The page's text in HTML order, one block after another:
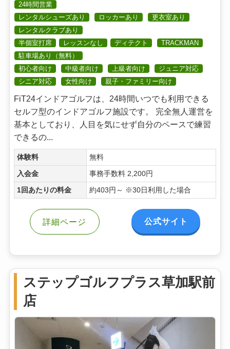
24時間営業
レンタルシューズあり
ロッカーあり
更衣室あり
レンタルクラブあり
半個室打席
レッスンなし ディテクト
TRACKMAN
駐車場あり（無料）
初心者向け
中級者向け 上級者向け
ジュニア対応
シニア対応
女性向け 親子・ファミリー向け
FiT24インドアゴルフは、24時間いつでも利用できる
セルフ型のインドアゴルフ施設です。 完全無人運営を
基本としており、人目を気にせず自分のペースで練習
できるの...
体験料 無料
入会金 事務手数料 2,200円
1回あたりの料金 約403円～ ※30日利用した場合
詳細ページ 公式サイト
ステップゴルフプラス草加駅前
店